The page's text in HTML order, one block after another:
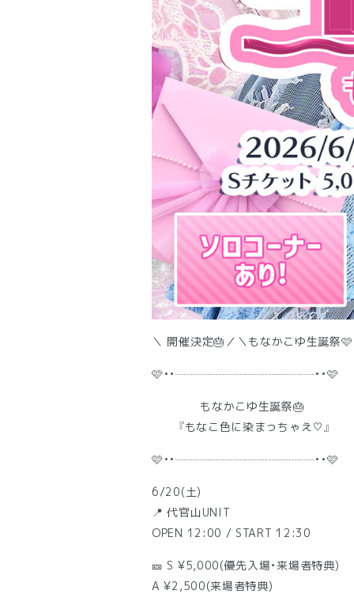
＼ 開催決定🎂／＼もなかこゆ生誕祭
🩷••┈┈┈┈┈┈┈┈┈┈┈┈••🩷
もなかこゆ生誕祭🎂
『もなこ色に染まっちゃえ♡』
🩷••┈┈┈┈┈┈┈┈┈┈┈┈••🩷
6/20(土)
📍 代官山UNIT
OPEN 12:00 / START 12:30
🎫 S ¥5,000(優先入場・来場者特典)
A ¥2,500(来場者特典)